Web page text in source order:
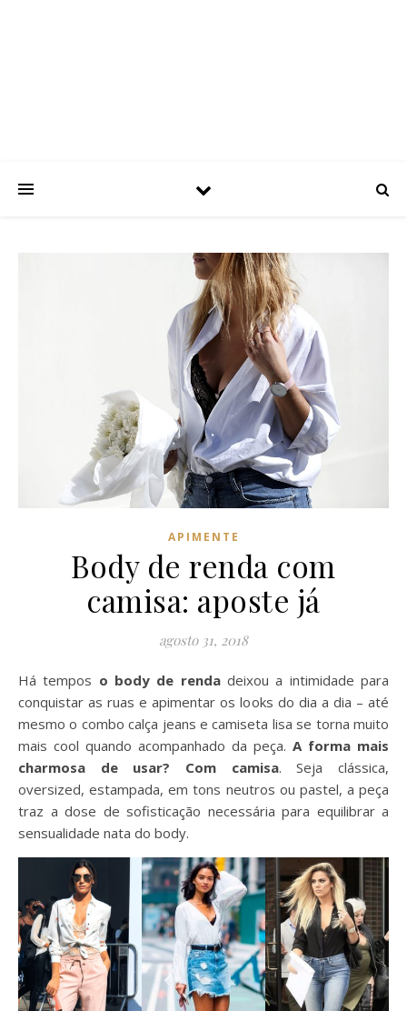
APIMENTE
Body de renda com
camisa: aposte já
agosto 31, 2018
Há tempos o body de rendadeixou a intimidade para
conquistar as ruas e apimentar os looks do dia a dia – até
mesmo o combo calça jeans e camiseta lisa se torna muito
mais cool quando acompanhado da peça. A forma mais
charmosa de usar? Com camisa. Seja clássica,
oversized, estampada, em tons neutros ou pastel, a peça
traz a dose de sofisticação necessária para equilibrar a
sensualidade nata do body.